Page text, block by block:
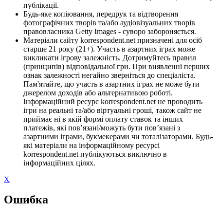
публікації.
Будь-яке копіювання, передрук та відтворення
фотографічних творів та/або аудіовізуальних творів
правовласника Getty Images - суворо забороняється.
Матеріали сайту korrespondent.net призначені для осіб
старше 21 року (21+). Участь в азартних іграх може
викликати ігрову залежність. Дотримуйтесь правил
(принципів) відповідальної гри. При виявленні перших
ознак залежності негайно зверніться до спеціаліста.
Пам'ятайте, що участь в азартних іграх не може бути
джерелом доходів або альтернативою роботі.
Інформаційний ресурс korrespondent.net не проводить
ігри на реальні та/або віртуальні гроші, також сайт не
приймає ні в якій формі оплату ставок та інших
платежів, які пов’язані/можуть бути пов’язані з
азартними іграми, букмекерами чи тоталізаторами. Будь-
які матеріали на інформаційному ресурсі
korrespondent.net публікуються виключно в
інформаційних цілях.
X
Ошибка